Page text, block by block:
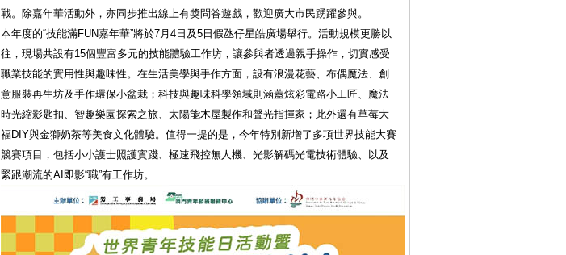
戰。除嘉年華活動外，亦同步推出線上有獎問答遊戲，歡迎廣大市民踴躍參與。
本年度的“技能滿FUN嘉年華”將於7月4日及5日假氹仔星皓廣場舉行。活動規模更勝以
往，現場共設有15個豐富多元的技能體驗工作坊，讓參與者透過親手操作，切實感受
職業技能的實用性與趣味性。在生活美學與手作方面，設有浪漫花藝、布偶魔法、創
意服裝再生坊及手作環保小盆栽；科技與趣味科學領域則涵蓋炫彩電路小工匠、魔法
時光縮影匙扣、智趣樂園探索之旅、太陽能木屋製作和聲光指揮家；此外還有草莓大
福DIY與金獅奶茶等美食文化體驗。值得一提的是，今年特別新增了多項世界技能大賽
競賽項目，包括小小護士照護實踐、極速飛控無人機、光影解碼光電技術體驗、以及
緊跟潮流的AI即影“職”有工作坊。